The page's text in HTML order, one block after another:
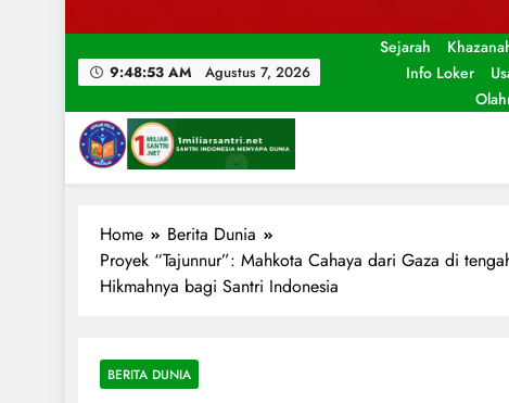
9:48:55 AM Agustus 7, 2026
Sejarah
Info Loker
1miliarsantri.net
Home
Berita Dunia
Proyek “Tajunnur”: Mahkota Cahaya dari Gaza di
Hikmahnya bagi Santri Indonesia
BERITA DUNIA